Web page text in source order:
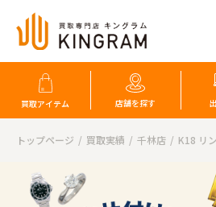
買取アイテム 店舗を探す
トップページ 買取実績 千林店 K18 リ